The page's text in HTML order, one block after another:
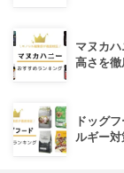
マヌカ
高さを
ドッグ
ルギー